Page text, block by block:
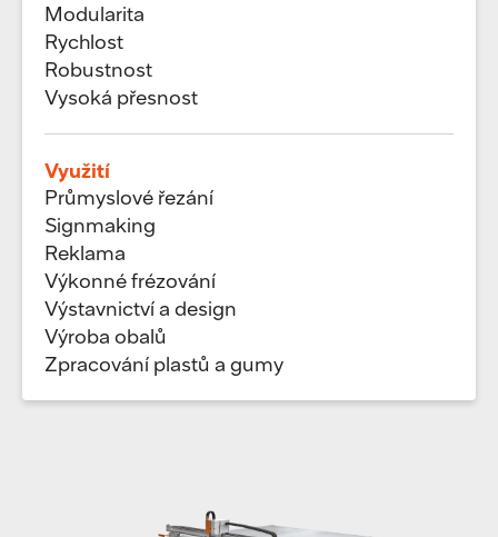
Modularita
Rychlost
Robustnost
Vysoká přesnost
Využití
Průmyslové řezání
Signmaking
Reklama
Výkonné frézování
Výstavnictví a design
Výroba obalů
Zpracování plastů a gumy